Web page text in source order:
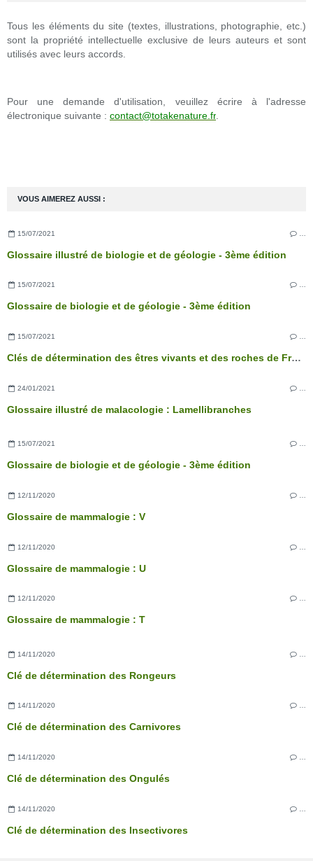
VOUS AIMEREZ AUSSI :
15/07/2021
Glossaire illustré de biologie et de géologie - 3ème édition
15/07/2021 …
Glossaire de biologie et de géologie - 3ème édition
15/07/2021
Clés de détermination des êtres vivants et des roches de France - 3ème édition
24/01/2021
Glossaire illustré de malacologie : Lamellibranches
15/07/2021 …
Glossaire de biologie et de géologie - 3ème édition
12/11/2020
Glossaire de mammalogie : V
12/11/2020
Glossaire de mammalogie : U
12/11/2020
Glossaire de mammalogie : T
14/11/2020
Clé de détermination des Rongeurs
14/11/2020 …
Clé de détermination des Carnivores
14/11/2020
Clé de détermination des Ongulés
14/11/2020
Clé de détermination des Insectivores
Tous les éléments du site (textes, illustrations, photographie, etc.)
sont la propriété intellectuelle exclusive de leurs auteurs et sont
utilisés avec leurs accords.
Pour une demande d'utilisation, veuillez écrire à l'adresse
électronique suivante : contact@totakenature.fr